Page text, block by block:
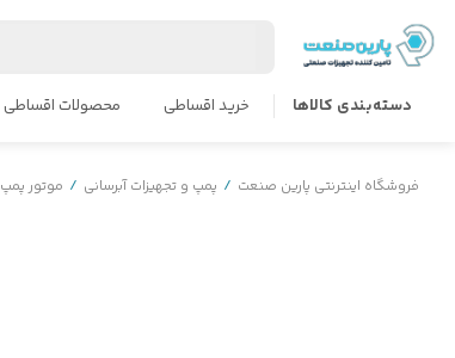
دسته‌بندی کالاها خرید اقساطی محصولات اقساطی
فروشگاه اینترنتی پارین صنعت / پمپ و تجهیزات آبرسانی / موتور پمپ